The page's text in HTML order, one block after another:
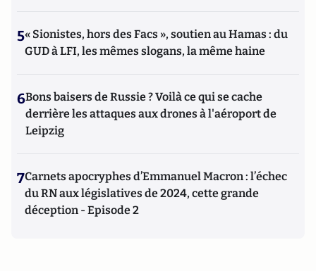
5« Sionistes, hors des Facs », soutien au Hamas : du
GUD à LFI, les mêmes slogans, la même haine
6Bons baisers de Russie ? Voilà ce qui se cache
derrière les attaques aux drones à l'aéroport de
Leipzig
7Carnets apocryphes d’Emmanuel Macron : l’échec
du RN aux législatives de 2024, cette grande
déception - Episode 2